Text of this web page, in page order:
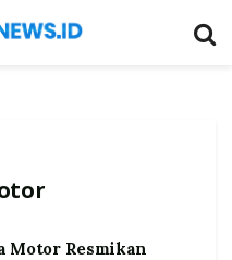
Motor Resmikan